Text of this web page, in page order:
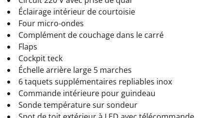
Éclairage intérieur de courtoisie
Four micro-ondes
Complément de couchage dans le carré
Flaps
Cockpit teck
Échelle arrière large 5 marches
6 taquets supplémentaires repliables inox
Commande intérieure pour guindeau
Sonde température sur sondeur